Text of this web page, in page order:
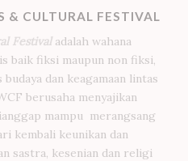
& CULTURAL FESTIVAL
Festival adalah wahana
baik fiksi maupun non fiksi,
dan keagamaan lintas
berusaha menyajikan
mampu merangsang
kembali keunikan dan
sastra, kesenian dan religi